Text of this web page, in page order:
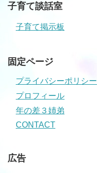
子育て談話室
子育て掲示板
固定ページ
プライバシーポリシー
プロフィール
年の差３姉弟
CONTACT
広告